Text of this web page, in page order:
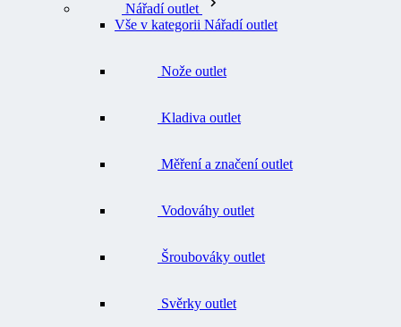
Nářadí outlet
Vše v kategorii Nářadí outlet
Nože outlet
Kladiva outlet
Měření a značení outlet
Vodováhy outlet
Šroubováky outlet
Svěrky outlet